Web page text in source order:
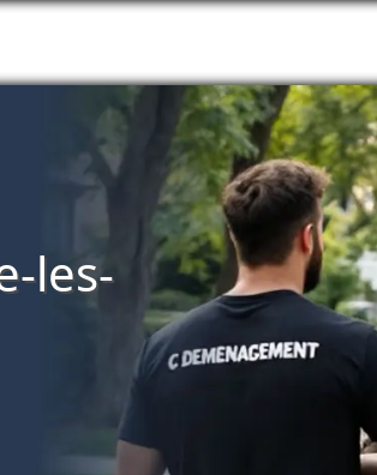
les-